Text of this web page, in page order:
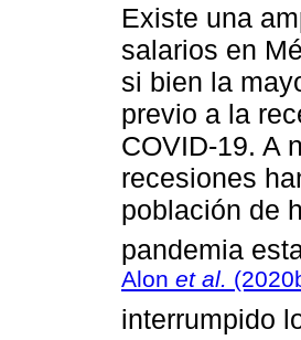
Existe una
salarios en
si bien la
previo a la
COVID-19. A
recesiones
población de
pandemia
Alon et al.
interrumpido